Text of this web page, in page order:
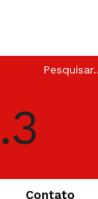
Contato